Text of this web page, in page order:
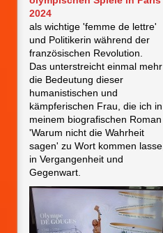
2024
als wichtige 'femme de lettre'
und Politikerin während der
französischen Revolution.
Das unterstreicht einmal mehr
die Bedeutung dieser
humanistischen und
kämpferischen Frau, die ich in
meinem biografischen Roman
'Warum nicht die Wahrheit
sagen' zu Wort kommen lasse,
in Vergangenheit und
Gegenwart.